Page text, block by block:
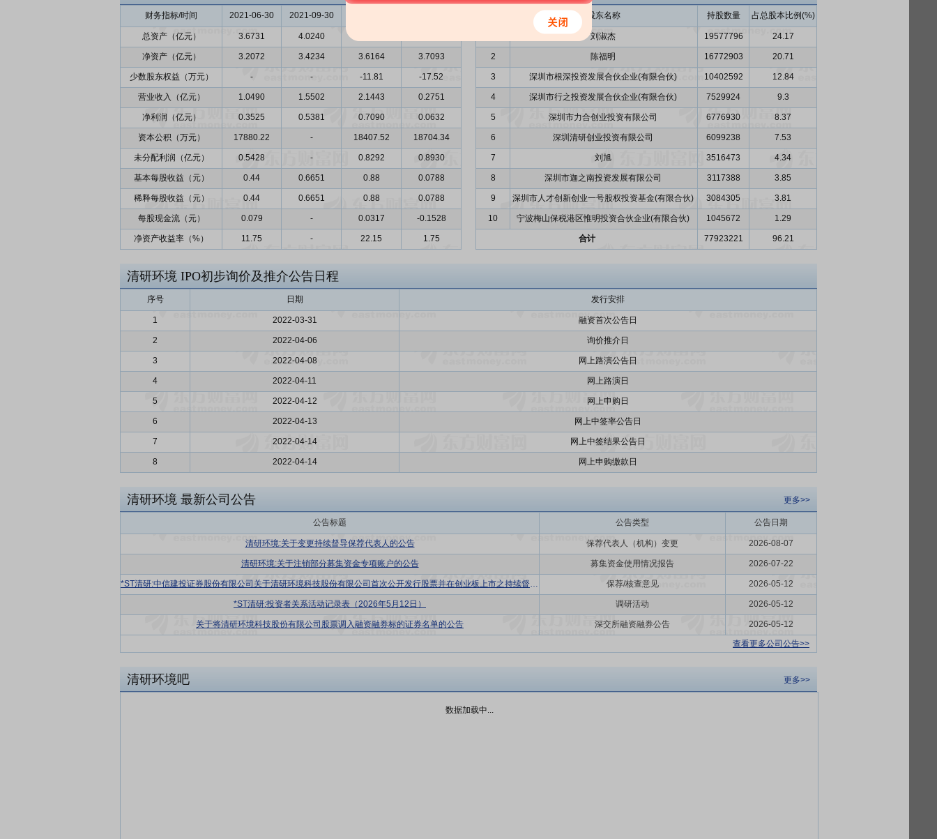
财务指标/时间 2021-06-30 2021-09-30
总资产（亿元） 3.6731 4.0240
净资产（亿元） 3.2072 3.4234 3.6164 3.7093
少数股东权益（万元） - - -11.81 -17.52
营业收入（亿元） 1.0490 1.5502 2.1443 0.2751
净利润（亿元） 0.3525 0.5381 0.7090 0.0632
资本公积（万元） 17880.22 - 18407.52 18704.34
未分配利润（亿元） 0.5428 - 0.8292 0.8930
基本每股收益（元） 0.44 0.6651 0.88 0.0788
稀释每股收益（元） 0.44 0.6651 0.88 0.0788
每股现金流（元） 0.079 - 0.0317 -0.1528
净资产收益率（%） 11.75 - 22.15 1.75
股东名称 持股数量 占总股本比例(%)
刘淑杰 19577796 24.17
2 陈福明 16772903 20.71
3 深圳市根深投资发展合伙企业(有限合伙) 10402592 12.84
4 深圳市行之投资发展合伙企业(有限合伙) 7529924 9.3
5 深圳市力合创业投资有限公司 6776930 8.37
6 深圳清研创业投资有限公司 6099238 7.53
7 刘旭 3516473 4.34
8 深圳市迦之南投资发展有限公司 3117388 3.85
9 深圳市人才创新创业一号股权投资基金(有限合伙) 3084305 3.81
10 宁波梅山保税港区惟明投资合伙企业(有限合伙) 1045672 1.29
合计 77923221 96.21
清研环境 IPO初步询价及推介公告日程
序号 日期 发行安排
1 2022-03-31 融资首次公告日
2 2022-04-06 询价推介日
3 2022-04-08 网上路演公告日
4 2022-04-11 网上路演日
5 2022-04-12 网上申购日
6 2022-04-13 网上中签率公告日
7 2022-04-14 网上中签结果公告日
8 2022-04-14 网上申购缴款日
清研环境 最新公司公告 更多>>
公告标题 公告类型 公告日期
清研环境:关于变更持续督导保荐代表人的公告 保荐代表人（机构）变更 2026-08-07
清研环境:关于注销部分募集资金专项账户的公告 募集资金使用情况报告 2026-07-22
*ST清研:中信建投证券股份有限公司关于清研环境科技股份有限公司首次公开发行股票并在创业板上市之持续督导保荐工作总结报告书 保荐/核查意见 2026-05-12
*ST清研:投资者关系活动记录表（2026年5月12日） 调研活动 2026-05-12
关于将清研环境科技股份有限公司股票调入融资融券标的证券名单的公告 深交所融资融券公告
2026-05-12
查看更多公司公告>>
清研环境吧 更多>>